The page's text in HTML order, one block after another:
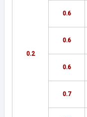
0.2
0.6
0.6
0.6
0.7